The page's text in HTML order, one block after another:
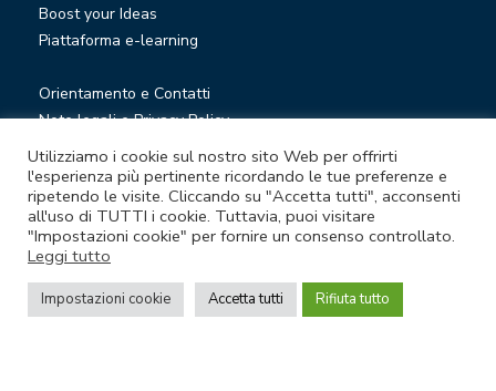
Boost your Ideas
Piattaforma e-learning
Orientamento e Contatti
Note legali e Privacy Policy
Privacy Newsletter
Società trasparente
Whistleblowing
© Lazio Innova S.p.A. società soggetta a direzione e
coordinamento della Regione Lazio
Sede legale Via Marco Aurelio 26 A - 00184 Roma
Utilizziamo i cookie sul nostro sito Web per offrirti
l'esperienza più pertinente ricordando le tue preferenze e
ripetendo le visite. Cliccando su "Accetta tutti", acconsenti
all'uso di TUTTI i cookie. Tuttavia, puoi visitare
"Impostazioni cookie" per fornire un consenso controllato.
Leggi tutto
Impostazioni cookie Accetta tutti Rifiuta tutto